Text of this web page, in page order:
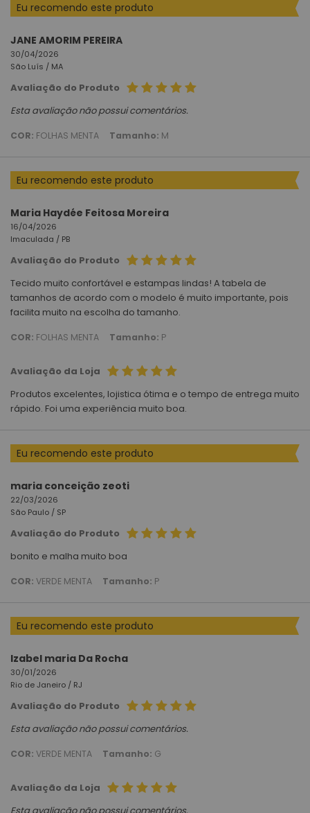
Eu recomendo este produto
JANE AMORIM PEREIRA
30/04/2026
São Luís / MA
Avaliação do Produto
Esta avaliação não possui comentários.
COR: FOLHAS MENTA Tamanho: M
Eu recomendo este produto
Maria Haydée Feitosa Moreira
16/04/2026
Imaculada / PB
Avaliação do Produto
Tecido muito confortável e estampas lindas! A tabela de
tamanhos de acordo com o modelo é muito importante, pois
facilita muito na escolha do tamanho.
COR: FOLHAS MENTA Tamanho: P
Avaliação da Loja
Produtos excelentes, lojistica ótima e o tempo de entrega muito
rápido. Foi uma experiência muito boa.
Eu recomendo este produto
maria conceição zeoti
22/03/2026
São Paulo / SP
Avaliação do Produto
bonito e malha muito boa
COR: VERDE MENTA Tamanho: P
Eu recomendo este produto
Izabel maria Da Rocha
30/01/2026
Rio de Janeiro / RJ
Avaliação do Produto
Esta avaliação não possui comentários.
COR: VERDE MENTA Tamanho: G
Avaliação da Loja